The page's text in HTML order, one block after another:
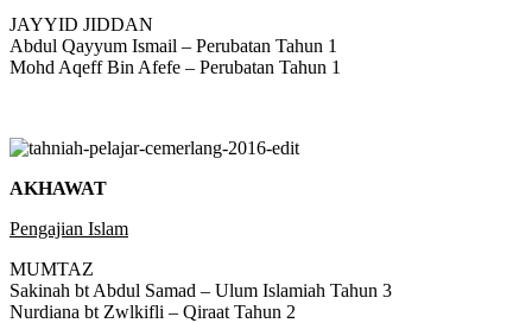
JAYYID JIDDAN
Abdul Qayyum Ismail – Perubatan Tahun 1
Mohd Aqeff Bin Afefe – Perubatan Tahun 1
AKHAWAT
Pengajian Islam
MUMTAZ
Sakinah bt Abdul Samad – Ulum Islamiah Tahun 3
Nurdiana bt Zwlkifli – Qiraat Tahun 2